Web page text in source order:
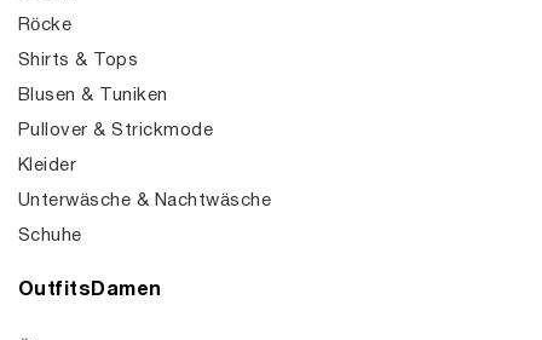
Röcke
Shirts & Tops
Blusen & Tuniken
Pullover & Strickmode
Kleider
Unterwäsche & Nachtwäsche
Schuhe
OutfitsDamen